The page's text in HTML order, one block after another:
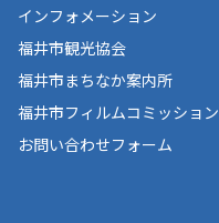
インフォメーション
福井市観光協会
福井市まちなか案内所
福井市フィルムコミッション
お問い合わせフォーム